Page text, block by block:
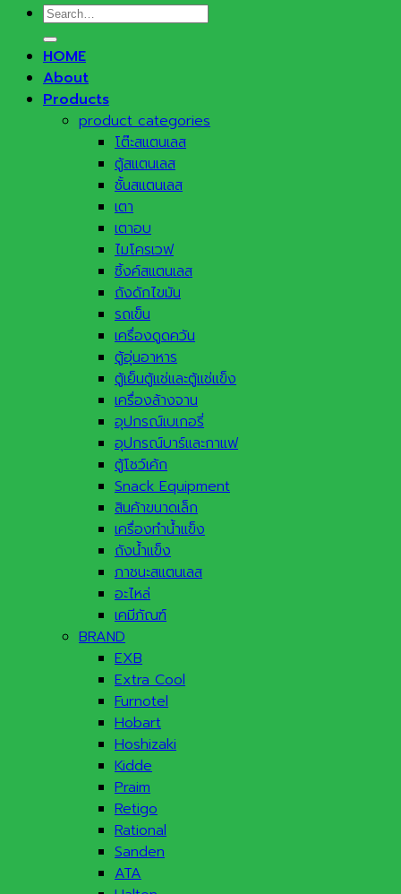
Search
for:
HOME
About
Products
product categories
โต๊ะสแตนเลส
ตู้สแตนเลส
ชั้นสแตนเลส
เตา
เตาอบ
ไมโครเวฟ
ซิ้งค์สแตนเลส
ถังดักไขมัน
รถเข็น
เครื่องดูดควัน
ตู้อุ่นอาหาร
ตู้เย็นตู้แช่และตู้แช่แข็ง
เครื่องล้างจาน
อุปกรณ์เบเกอรี่
อุปกรณ์บาร์และกาแฟ
ตู้โชว์เค้ก
Snack Equipment
สินค้าขนาดเล็ก
เครื่องทำน้ำแข็ง
ถังน้ำแข็ง
ภาชนะสแตนเลส
อะไหล่
เคมีภัณฑ์
BRAND
EXB
Extra Cool
Furnotel
Hobart
Hoshizaki
Kidde
Praim
Retigo
Rational
Sanden
ATA